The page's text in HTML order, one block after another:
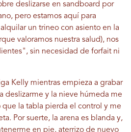
deslizarse en sandboard por
pero estamos aquí para
un trineo con asiento en la
valoramos nuestra salud), nos
sin necesidad de forfait ni
Kelly mientras empieza a grabar
deslizarme y la nieve húmeda me
la tabla pierda el control y me
Por suerte, la arena es blanda y,
en pie, aterrizo de nuevo